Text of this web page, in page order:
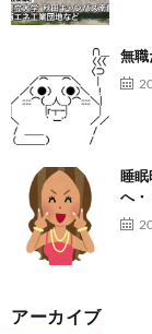
無職
睡
へ・
アーカイブ